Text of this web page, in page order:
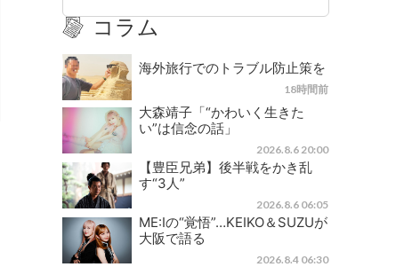
コラム
海外旅行でのトラブル防止策を
18時間前
大森靖子「“かわいく生きた
い”は信念の話」
2026.8.6 20:00
【豊臣兄弟】後半戦をかき乱
す“3人”
2026.8.6 06:05
ME:Iの“覚悟”…KEIKO＆SUZUが
大阪で語る
2026.8.4 06:30